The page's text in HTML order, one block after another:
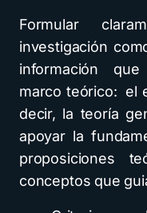
Formular
investigación
información
marco teórico: el
decir, la teoría
apoyar la
proposiciones
conceptos que